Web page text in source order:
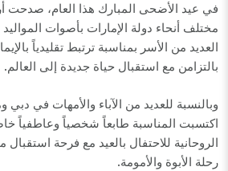
في عيد الأضحى المبارك هذا العام، صدحت
مختلف أنحاء دولة الإمارات بأصوات
العديد من الأسر بمناسبة ترتبط تقليدياً
بالتزامن مع استقبال حياة جديدة إلى العالم.
وبالنسبة للعديد من الآباء والأمهات في دبي
اكتسبت المناسبة طابعاً شخصياً وعاطفياً
الروحانية للاحتفال بالعيد مع فرحة استقبال
رحلة الأبوة والأمومة.